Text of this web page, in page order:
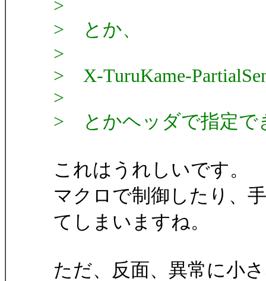
>
> とか、
>
> X-TuruKame-
>
> とかヘッダで指定で
これはうれしいです。
マクロで制御したり、
てしまいますね。
ただ、反面、異常に小